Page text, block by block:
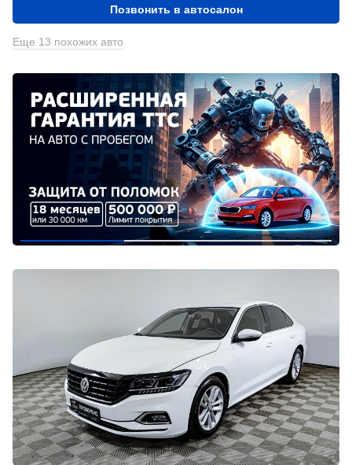
Позвонить в автосалон
Еще 13 похожих авто